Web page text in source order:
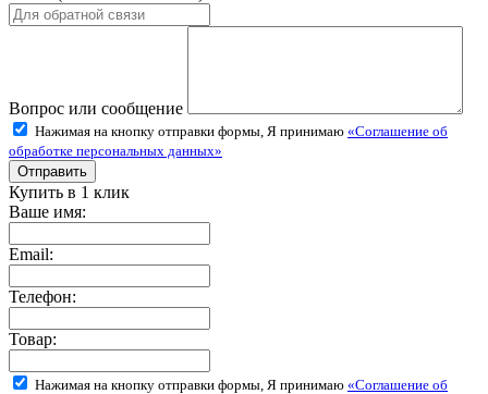
Вопрос или сообщение
Нажимая на кнопку отправки формы, Я принимаю «Соглашение об
обработке персональных данных»
Купить в 1 клик
Ваше имя:
Email:
Телефон:
Товар:
Нажимая на кнопку отправки формы, Я принимаю «Соглашение об